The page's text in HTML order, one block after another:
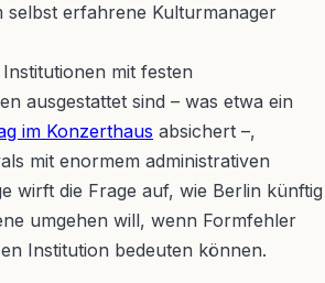
selbst erfahrene Kulturmanager
mit festen
ausgestattet sind – was etwa ein
im Konzerthaus absichert –,
mit enormem administrativen
wirft die Frage auf, wie Berlin künftig
umgehen will, wenn Formfehler
Institution bedeuten können.